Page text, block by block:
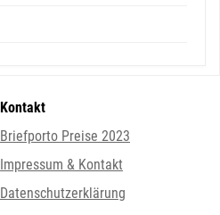
Kontakt
Briefporto Preise 2023
Impressum & Kontakt
Datenschutzerklärung